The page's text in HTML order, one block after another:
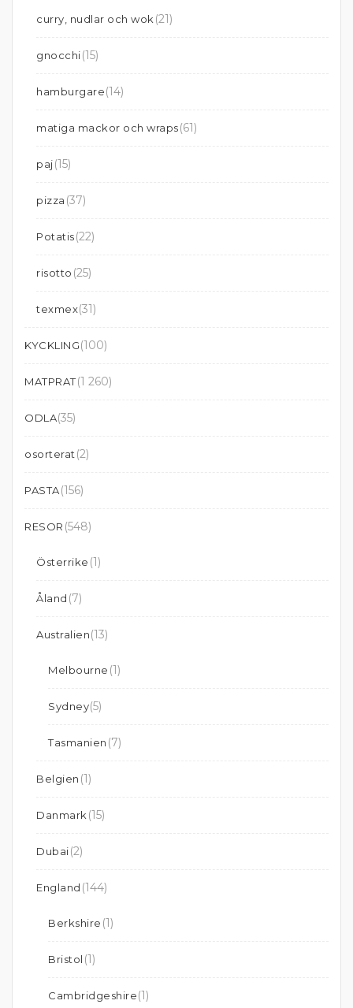
curry, nudlar och wok (21)
gnocchi(15)
hamburgare(14)
matiga mackor och wraps(61)
paj(15)
pizza (37)
Potatis(22)
risotto (25)
texmex(31)
KYCKLING(100)
MATPRAT(1 260)
ODLA(35)
osorterat (2)
PASTA(156)
RESOR (548)
Österrike (1)
Åland (7)
Australien(13)
Melbourne (1)
Sydney(5)
Tasmanien (7)
Belgien (1)
Danmark (15)
Dubai(2)
England (144)
Berkshire (1)
Bristol (1)
Cambridgeshire(1)